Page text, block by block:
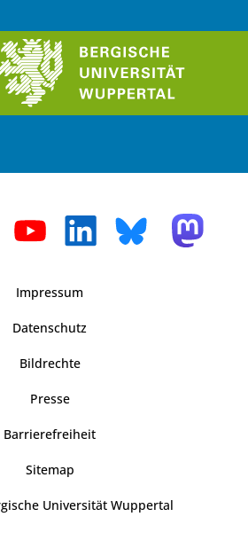
Impressum
Datenschutz
Bildrechte
Presse
Barrierefreiheit
Sitemap
Universität Wuppertal